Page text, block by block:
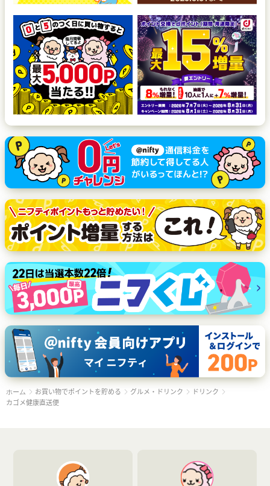
ホーム お買い物でポイントを貯める グルメ・ドリンク
ドリンク
カゴメ健康直送便